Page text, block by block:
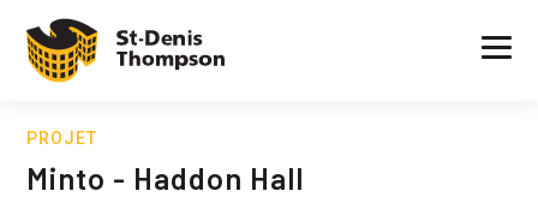
PROJET
Minto - Haddon Hall